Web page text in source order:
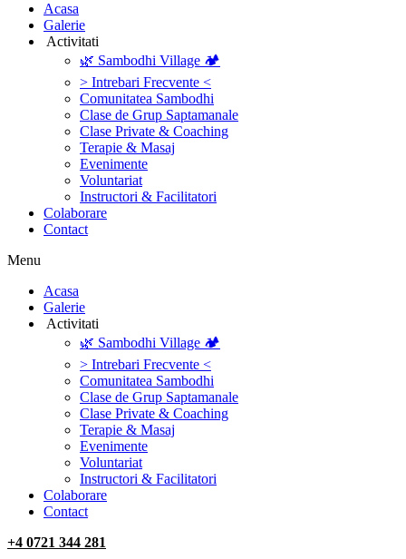
‎Acasa
Galerie
‎ ‎Activitati‎
🌿 Sambodhi Village 🏕️
> Intrebari Frecvente <
Comunitatea Sambodhi
Clase de Grup Saptamanale
Clase Private & Coaching
Terapie & Masaj
‎Evenimente
Voluntariat
‏‏‎Instructori & Facilitatori
Colaborare
Contact
Menu
‎Acasa
Galerie
‎ ‎Activitati‎
🌿 Sambodhi Village 🏕️
> Intrebari Frecvente <
Comunitatea Sambodhi
Clase de Grup Saptamanale
Clase Private & Coaching
Terapie & Masaj
‎Evenimente
Voluntariat
‏‏‎Instructori & Facilitatori
Colaborare
Contact
+4 0721 344 281